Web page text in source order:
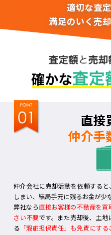
適切な査
満足のいく売
直接
仲介手
仲介会社に売却活動を依頼する
しまい、結局手元に残るお金が少
弊社なら直接お客様の不動産を
さい不要です。また売却後、土
る 「瑕疵担保責任」も免責にす